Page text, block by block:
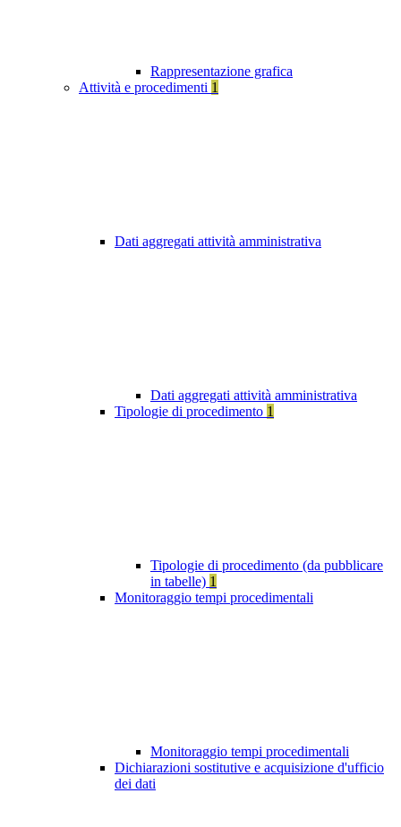
Rappresentazione grafica
Attività e procedimenti 1
Dati aggregati attività amministrativa
Dati aggregati attività amministrativa
Tipologie di procedimento 1
Tipologie di procedimento (da pubblicare
in tabelle) 1
Monitoraggio tempi procedimentali
Monitoraggio tempi procedimentali
Dichiarazioni sostitutive e acquisizione d'ufficio
dei dati